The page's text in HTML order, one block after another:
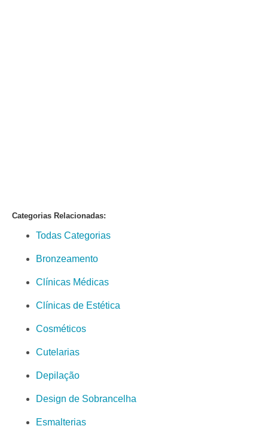
Categorias Relacionadas:
Todas Categorias
Bronzeamento
Clínicas Médicas
Clínicas de Estética
Cosméticos
Cutelarias
Depilação
Design de Sobrancelha
Esmalterias